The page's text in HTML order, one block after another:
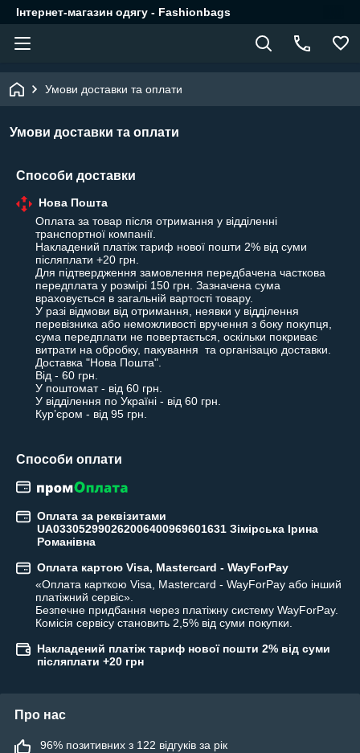
Інтернет-магазин одягу - Fashionbags
Умови доставки та оплати
Умови доставки та оплати
Способи доставки
Нова Пошта
Оплата за товар після отримання у відділенні
транспортної компанії.
Накладений платіж тариф нової пошти 2% від суми
післяплати +20 грн.
Для підтвердження замовлення передбачена часткова
передплата у розмірі 150 грн. Зазначена сума
враховується в загальній вартості товару.
У разі відмови від отримання, неявки у відділення
перевізника або неможливості вручення з боку покупця,
сума передплати не повертається, оскільки покриває
витрати на обробку, пакування  та організацю доставки.
Доставка "Нова Пошта".
Від - 60 грн.
У поштомат - від 60 грн.
У відділення по Україні - від 60 грн.
Кур’єром - від 95 грн.
Способи оплати
Оплата за реквізитами
UA033052990262006400969601631 Зімірська Ірина
Романівна
Оплата картою Visa, Mastercard - WayForPay
«Оплата карткою Visa, Mastercard - WayForPay або інший
платіжний сервіс».
Безпечне придбання через платіжну систему WayForPay.
Комісія сервісу становить 2,5% від суми покупки.
Накладений платіж тариф нової пошти 2% від суми
післяплати +20 грн
Про нас
96% позитивних з 122 відгуків за рік